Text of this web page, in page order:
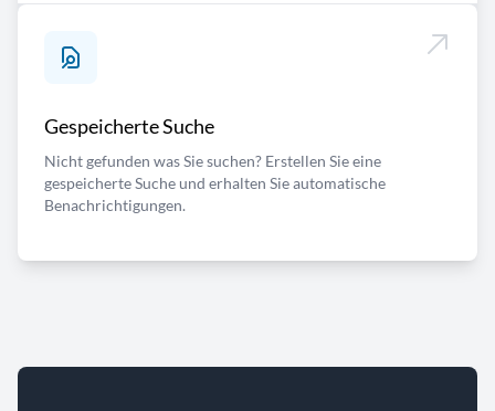
Gespeicherte Suche
Nicht gefunden was Sie suchen? Erstellen Sie eine
gespeicherte Suche und erhalten Sie automatische
Benachrichtigungen.